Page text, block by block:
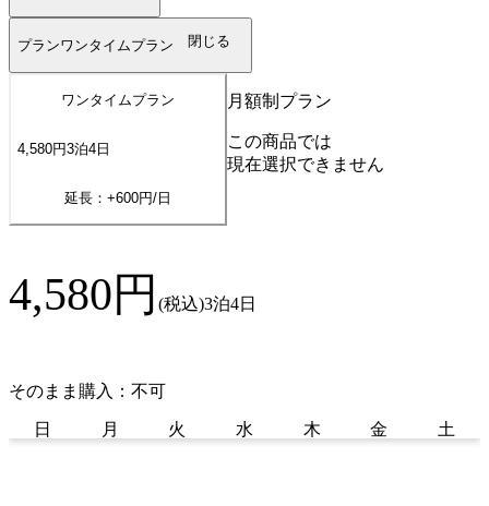
プランワンタイムプラン 閉じる
ワンタイムプラン
4,580円3泊4 日
延長：+600円/日
月額制プラン
この商品では
現在選択できません
4,580円 (税込)3泊4日
そのまま購入：不可
日 月 火 水 木 金 土